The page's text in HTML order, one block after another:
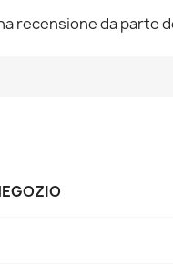
recensione da parte